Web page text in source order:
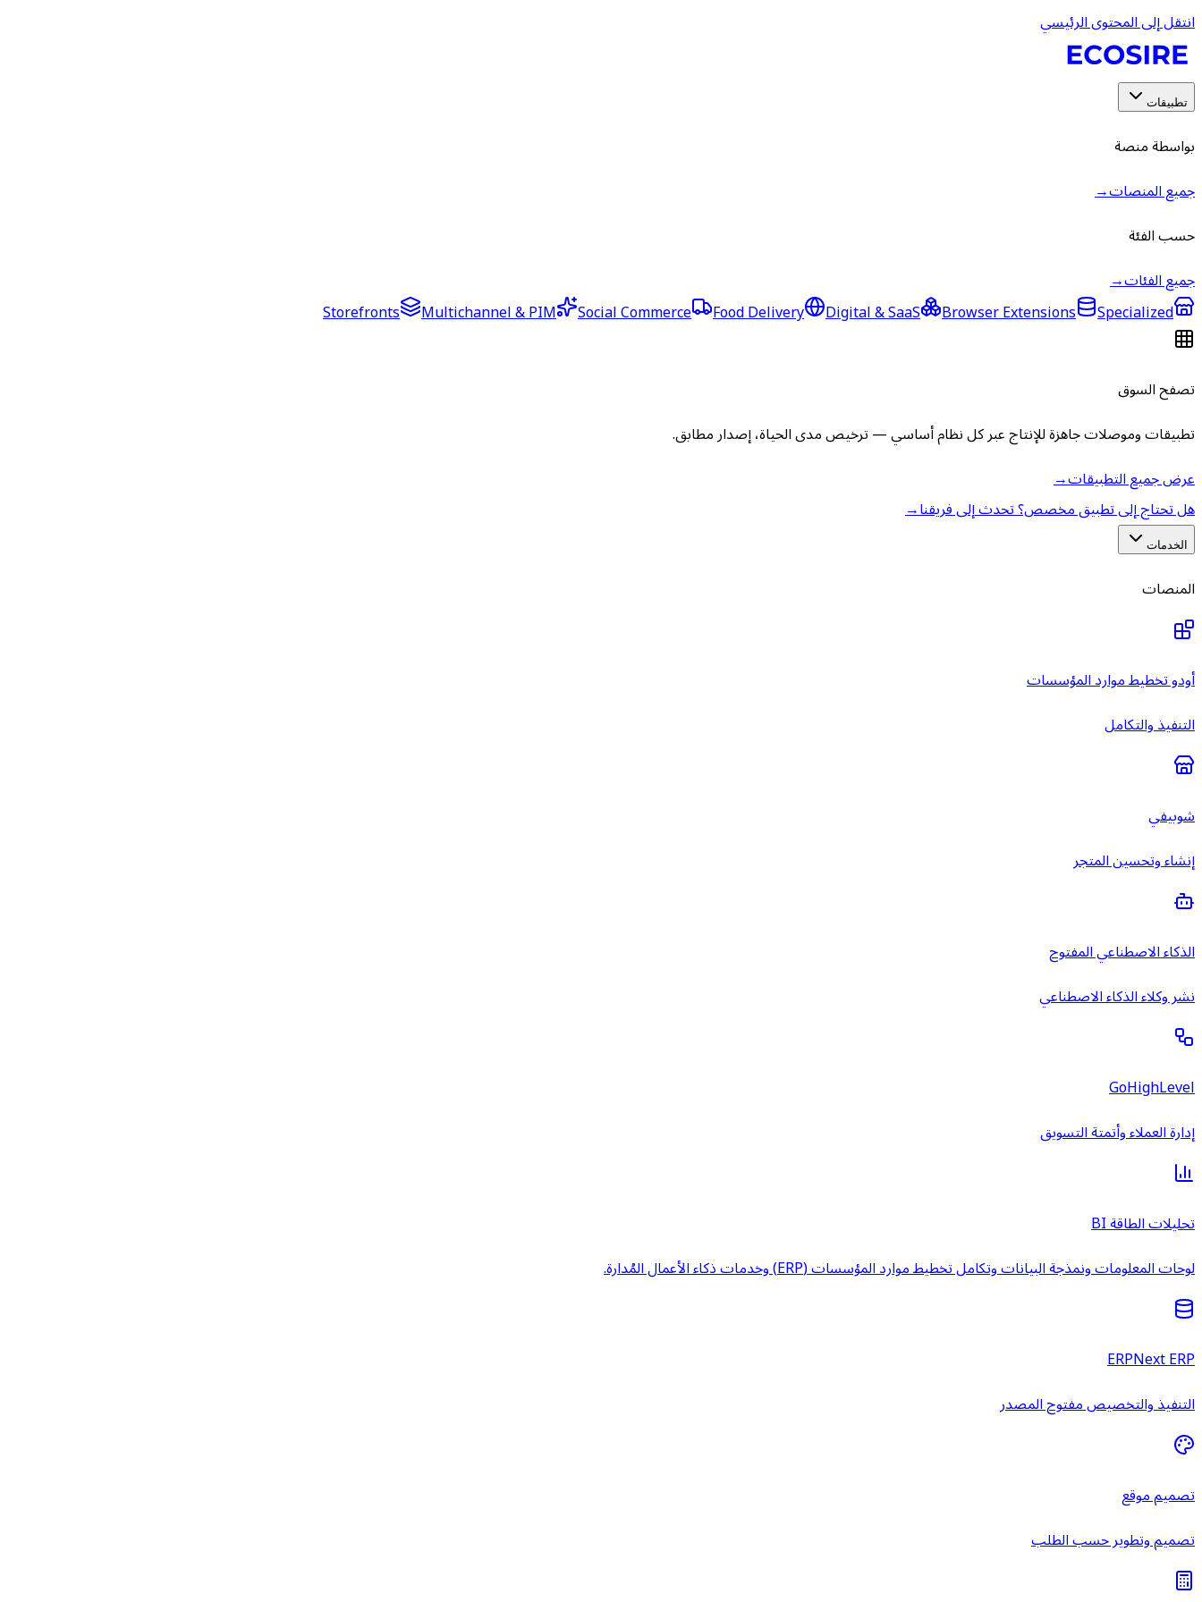
انتقل إلى المحتوى الرئيسي
تطبيقات
بواسطة منصة
جميع المنصات→
حسب الفئة
جميع الفئات→
Storefronts
Multichannel & PIM Social Commerce Food Delivery Digital & SaaS Browser Extensions Specialized
تصفح السوق
تطبيقات وموصلات جاهزة للإنتاج عبر كل نظام أساسي — ترخيص مدى الحياة، إصدار مطابق.
عرض جميع التطبيقات→
هل تحتاج إلى تطبيق مخصص؟ تحدث إلى فريقنا→
الخدمات
المنصات
أودو تخطيط موارد المؤسسات
التنفيذ والتكامل
شوبيفي
إنشاء وتحسين المتجر
الذكاء الاصطناعي المفتوح
نشر وكلاء الذكاء الاصطناعي
GoHighLevel
إدارة العملاء وأتمتة التسويق
تحليلات الطاقة BI
لوحات المعلومات ونمذجة البيانات وتكامل تخطيط موارد المؤسسات (ERP) وخدمات ذكاء الأعمال المُدارة.
ERPNext ERP
التنفيذ والتخصيص مفتوح المصدر
تصميم موقع
تصميم وتطوير حسب الطلب